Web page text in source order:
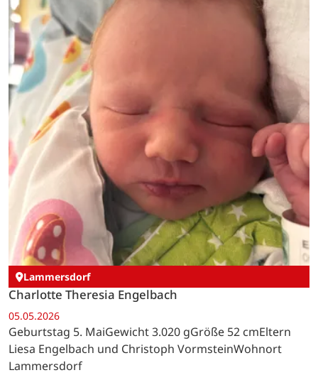
Lammersdorf
Charlotte Theresia Engelbach
05.05.2026
Geburtstag 5. MaiGewicht 3.020 gGröße 52 cmEltern
Liesa Engelbach und Christoph VormsteinWohnort
Lammersdorf